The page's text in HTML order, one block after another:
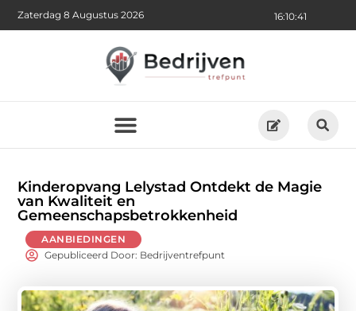
16:10:43
Zaterdag 8 Augustus 2026
Kinderopvang Lelystad Ontdekt de Magie
van Kwaliteit en
Gemeenschapsbetrokkenheid
AANBIEDINGEN
Gepubliceerd Door: Bedrijventrefpunt